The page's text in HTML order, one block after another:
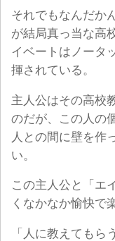
それでもなんだか
が結局真っ当な高
イベートはノータ
揮されている。
主人公はその高校
のだが、この人の
人との間に壁を作
い。
この主人公と「エ
くなかなか愉快で
「人に教えてもら